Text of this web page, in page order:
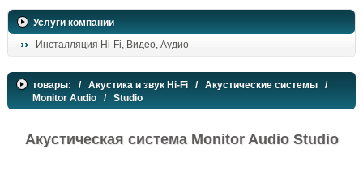
Услуги компании
Инсталляция Hi-Fi, Видео, Аудио
товары: / Акустика и звук Hi-Fi / Акустические системы /
Monitor Audio / Studio
Акустическая система Monitor Audio Studio